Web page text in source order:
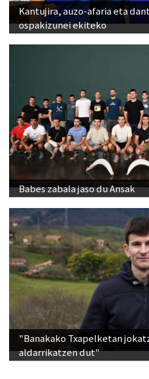
Kantujira, auzo-afaria eta
ospakizunei ekiteko
Babes zabala jaso du Ansak
"Banakako Txapelketan
aldarrikatzen dut"